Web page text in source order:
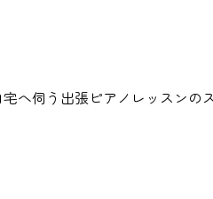
へ伺う出張ピアノレッスンの